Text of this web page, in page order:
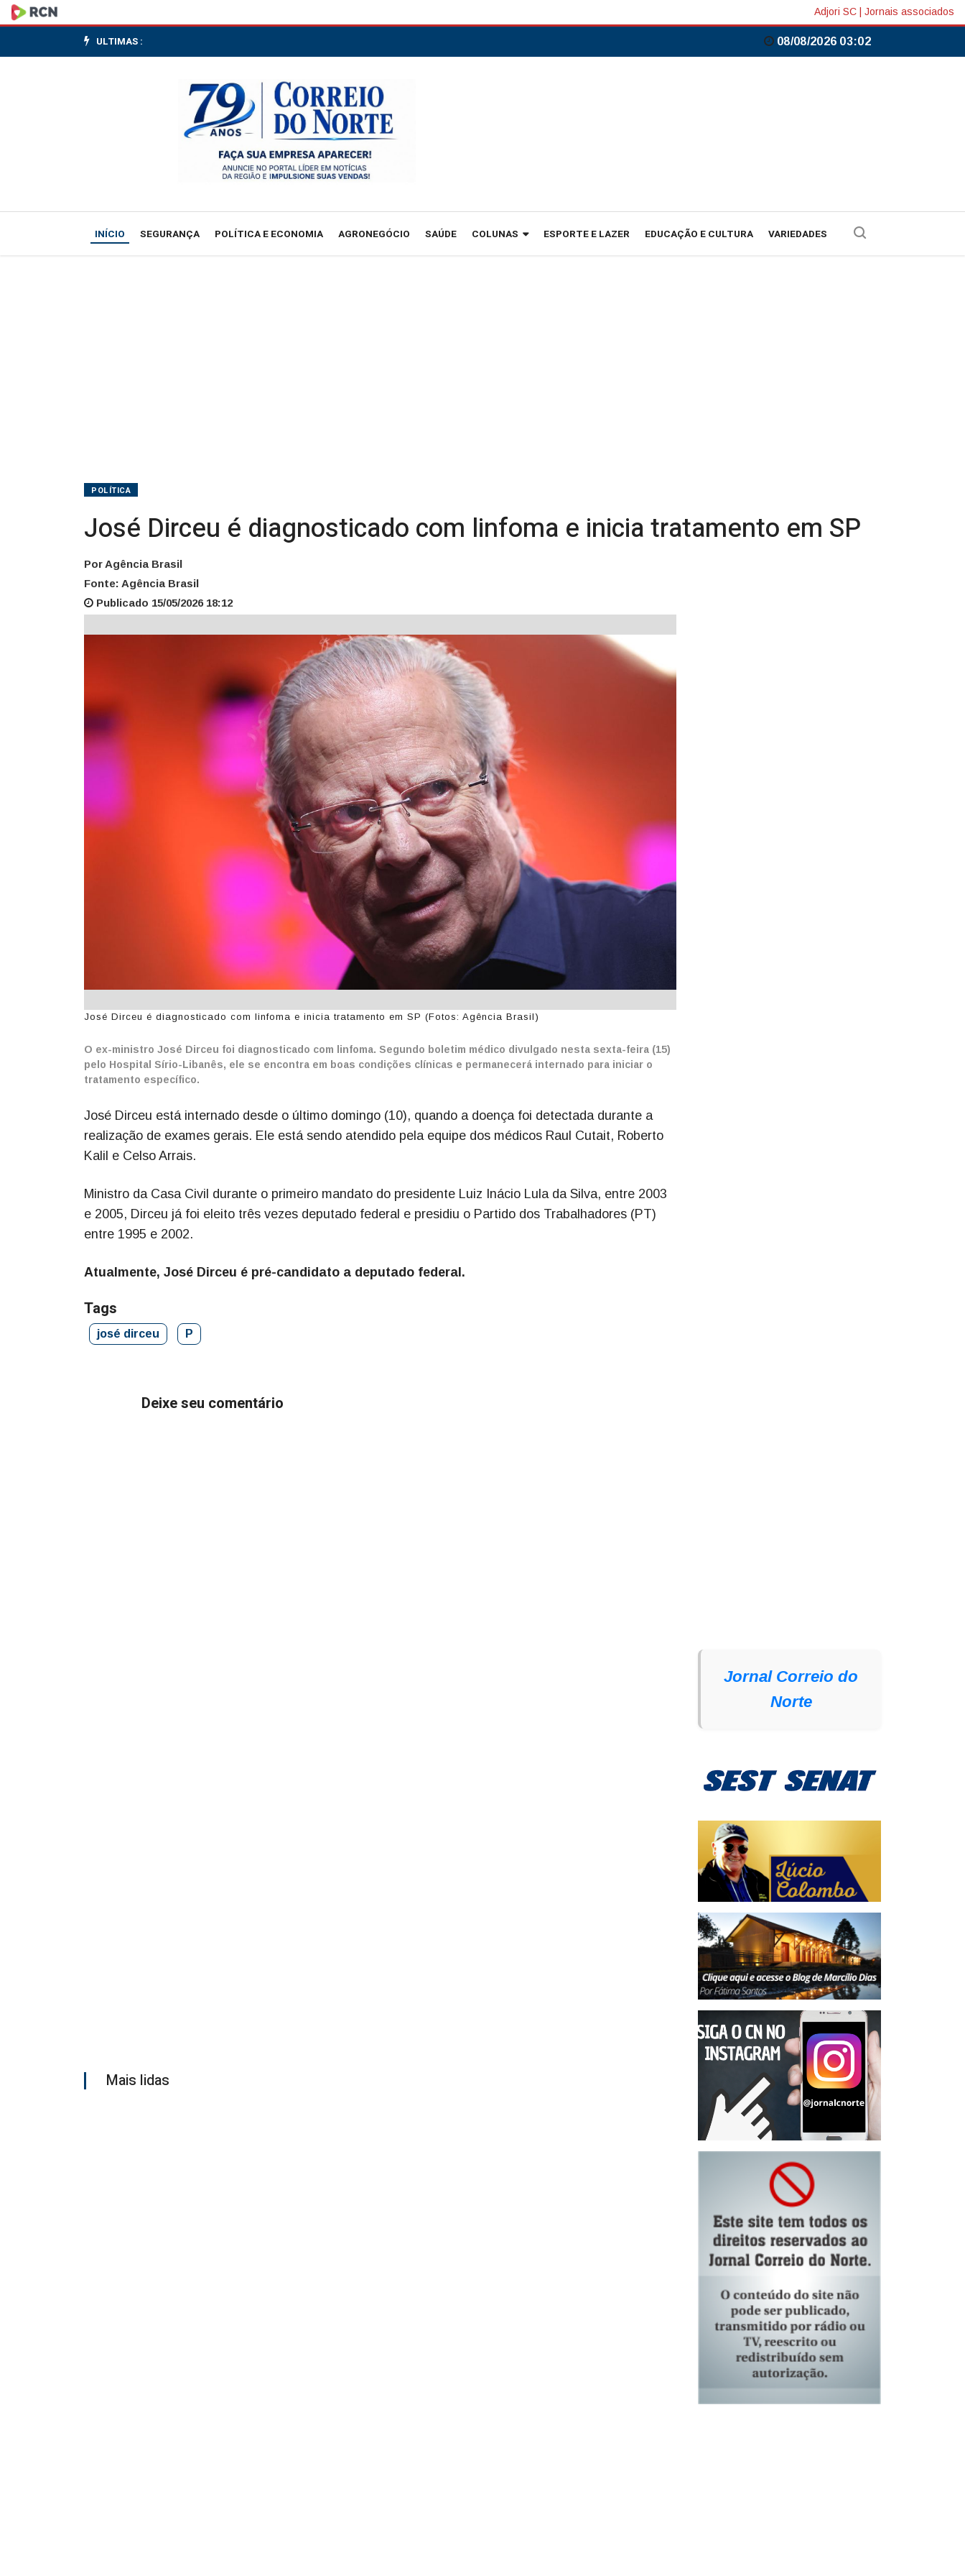
José
Dirceu
e
Adjori SC Jornais associados
ULTIMAS : 08/08/2026 03:02
INÍCIO SEGURANÇA POLÍTICA E ECONOMIA AGRONEGÓCIO SAÚDE COLUNAS ESPORTE E LAZER EDUCAÇÃO E CULTURA VARIEDADES
POLÍTICA
José Dirceu é diagnosticado com linfoma e inicia tratamento em SP
Por Agência Brasil
Fonte: Agência Brasil
Publicado 15/05/2026 18:12
José Dirceu é diagnosticado com linfoma e inicia tratamento em SP (Fotos: Agência Brasil)
O ex-ministro José Dirceu foi diagnosticado com linfoma. Segundo boletim médico divulgado nesta sexta-feira (15)
pelo Hospital Sírio-Libanês, ele se encontra em boas condições clínicas e permanecerá internado para iniciar o
tratamento específico.
José Dirceu está internado desde o último domingo (10), quando a doença foi detectada durante a
realização de exames gerais. Ele está sendo atendido pela equipe dos médicos Raul Cutait, Roberto
Kalil e Celso Arrais.
Ministro da Casa Civil durante o primeiro mandato do presidente Luiz Inácio Lula da Silva, entre 2003
e 2005, Dirceu já foi eleito três vezes deputado federal e presidiu o Partido dos Trabalhadores (PT)
entre 1995 e 2002.
Atualmente, José Dirceu é pré-candidato a deputado federal.
Tags
josé dirceu P
Deixe seu comentário
Mais lidas
Jornal Correio do
Norte